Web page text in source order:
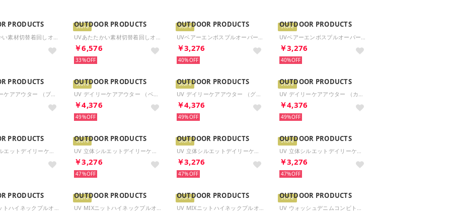
PRODUCTS Store
OUTDOOR PRODUCTS
￥6,576
33%
Store
OUTDOOR PRODUCTS
￥3,276
40%
Store
OUTDOOR PRODUCTS
￥3,276
40%
PRODUCTS
UV デイリーケアアウター （ブラック）
Store
OUTDOOR PRODUCTS
UV デイリーケアアウター （ベージュ）
￥4,376
49%
Store
OUTDOOR PRODUCTS
UV デイリーケアアウター （グレージュ）
￥4,376
49%
Store
OUTDOOR PRODUCTS
UV デイリーケアアウター （カーキ）
￥4,376
49%
PRODUCTS
UV 立体シルエットデイリーケアパンツ （チャコール）
Store
OUTDOOR PRODUCTS
UV 立体シルエットデイリーケアパンツ （ブラック）
￥3,276
47%
Store
OUTDOOR PRODUCTS
UV 立体シルエットデイリーケアパンツ （グレージュ）
￥3,276
47%
Store
OUTDOOR PRODUCTS
UV 立体シルエットデイリーケアパンツ （ライトカーキ）
￥3,276
47%
PRODUCTS
UV MIXニットハイネックプルオーバー （ブルー）
Store
OUTDOOR PRODUCTS
UV MIXニットハイネックプルオーバー （レッド）
Store
OUTDOOR PRODUCTS
UV MIXニットハイネックプルオーバー （グリーン）
Store
OUTDOOR PRODUCTS
UV ウォッシュデニムコンビトップス （チャコール）